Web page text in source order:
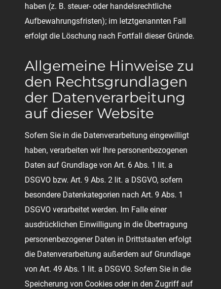
haben (z. B. steuer- oder handelsrechtliche
Aufbewahrungsfristen); im letztgenannten Fall
erfolgt die Löschung nach Fortfall dieser Gründe.
Allgemeine Hinweise zu
den Rechtsgrundlagen
der Datenverarbeitung
auf dieser Website
Sofern Sie in die Datenverarbeitung eingewilligt
haben, verarbeiten wir Ihre personenbezogenen
Daten auf Grundlage von Art. 6 Abs. 1 lit. a
DSGVO bzw. Art. 9 Abs. 2 lit. a DSGVO, sofern
besondere Datenkategorien nach Art. 9 Abs. 1
DSGVO verarbeitet werden. Im Falle einer
ausdrücklichen Einwilligung in die Übertragung
personenbezogener Daten in Drittstaaten erfolgt
die Datenverarbeitung außerdem auf Grundlage
von Art. 49 Abs. 1 lit. a DSGVO. Sofern Sie in die
Speicherung von Cookies oder in den Zugriff auf